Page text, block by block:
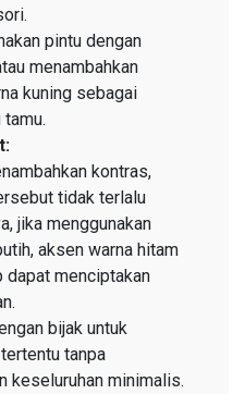
pintu dengan
menambahkan
kuning sebagai
kontras,
tidak terlalu
jika menggunakan
aksen warna hitam
dapat menciptakan
bijak untuk
tanpa
keseluruhan minimalis.